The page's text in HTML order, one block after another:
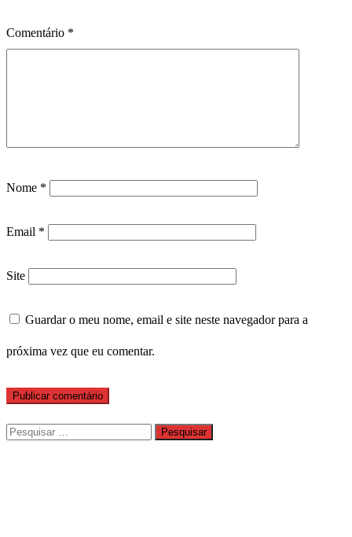
Comentário *
Nome *
Email *
Site
Guardar o meu nome, email e site neste navegador para a
próxima vez que eu comentar.
Pesquisar
por: